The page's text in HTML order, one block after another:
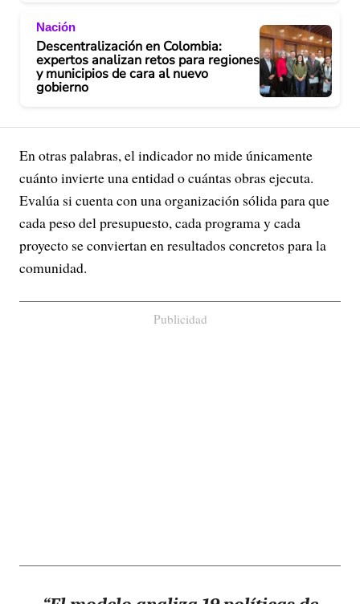
Nación
Descentralización en Colombia:
expertos analizan retos para regiones
y municipios de cara al nuevo
gobierno
En otras palabras, el indicador no mide únicamente
cuánto invierte una entidad o cuántas obras ejecuta.
Evalúa si cuenta con una organización sólida para que
cada peso del presupuesto, cada programa y cada
proyecto se conviertan en resultados concretos para la
comunidad.
Publicidad